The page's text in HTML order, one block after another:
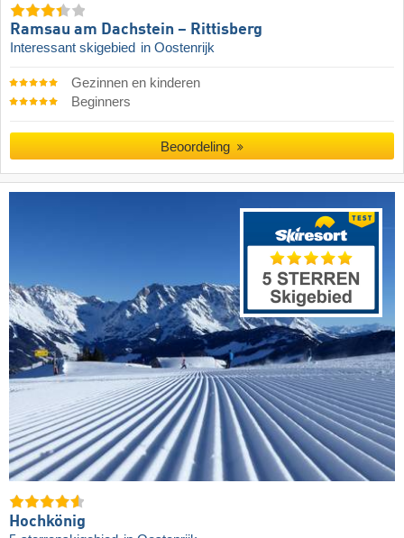
Ramsau am Dachstein – Rittisberg
Interessant skigebied in Oostenrijk
Gezinnen en kinderen
Beginners
Beoordeling
Hochkönig